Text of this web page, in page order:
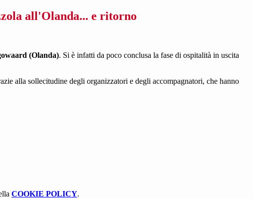
all'Olanda... e ritorno
(Olanda). Si è infatti da poco conclusa la fase di ospitalità in uscita
alla sollecitudine degli organizzatori e degli accompagnatori, che hanno
COOKIE POLICY.